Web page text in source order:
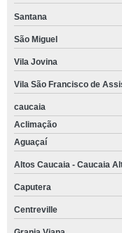
reserva de local eventos
local para festa contato
local para festa de 15 anos
reserva de local para
local para eventos contato
reserva de local para festas
local para festas contato
local para eventos
local para eventos telefone
Santana
São Miguel
Vila Jovina
Vila São Francisco de
caucaia
Aclimação
Aguaçaí
Altos Caucaia - Caucaia
Caputera
Centreville